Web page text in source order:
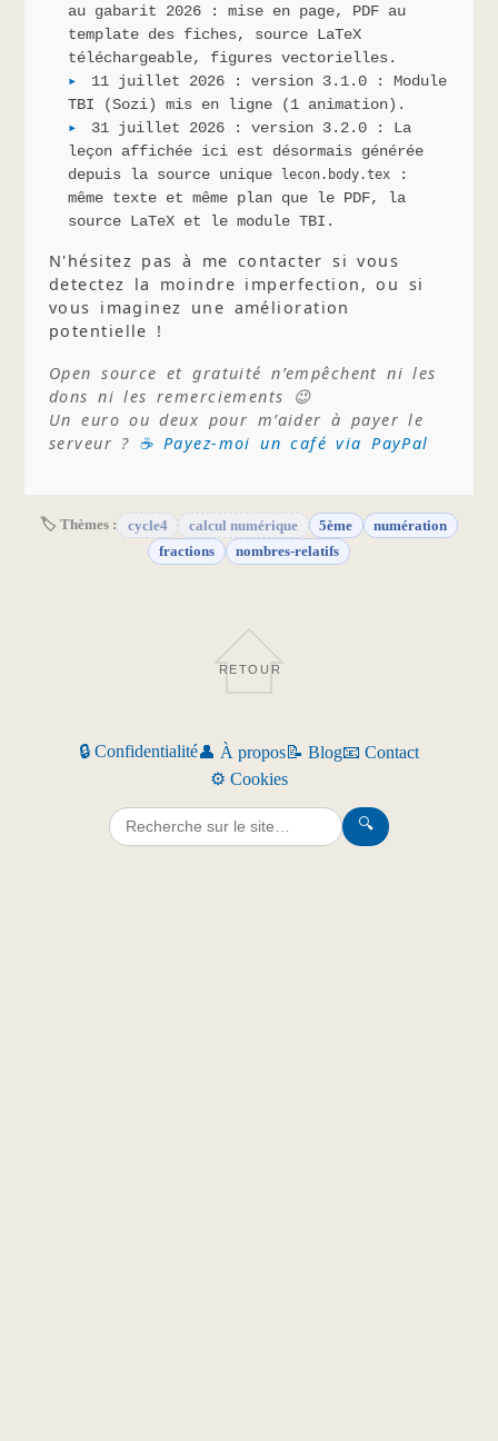
au gabarit 2026 : mise en page, PDF au
template des fiches, source LaTeX
téléchargeable, figures vectorielles.
11 juillet 2026 : version 3.1.0 : Module
TBI (Sozi) mis en ligne (1 animation).
31 juillet 2026 : version 3.2.0 : La
leçon affichée ici est désormais générée
depuis la source unique
lecon.body.tex :
même texte et même plan que le PDF, la
source LaTeX et le module TBI.
N'hésitez pas à me contacter si vous
detectez la moindre imperfection, ou si
vous imaginez une amélioration
potentielle !
Open source et gratuité n’empêchent ni les
dons ni les remerciements 😉
Un euro ou deux pour m’aider à payer le
serveur ? ☕ Payez-moi un café via PayPal
🏷 Thèmes : cycle4 calcul numérique 5ème
numération
fractions
nombres-relatifs
RETOUR
🔒 Confidentialité👤 À propos📝 Blog📧 Contact
⚙️ Cookies
🔍